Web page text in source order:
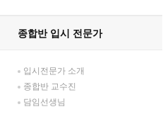
종합반 입시 전문가
입시전문가 소개
종합반 교수진
담임선생님